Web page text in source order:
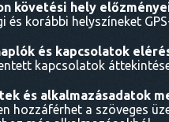
követési hely
és korábbi helyszíneket
és kapcsolatok
kapcsolatok
és alkalmazásadatok
hozzáférhet a szöveges